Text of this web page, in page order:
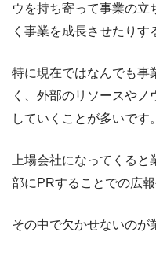
ウを持ち寄って事業の立
く事業を成長させたりす
特に現在ではなんでも事
く、外部のリソースや
していくことが多いです。
上場会社になってくる
部にPRすることでの広
その中で欠かせないのが